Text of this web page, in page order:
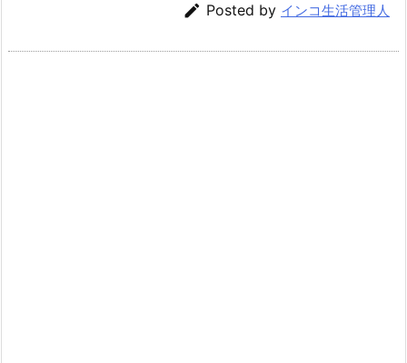
 Posted by インコ生活管理人